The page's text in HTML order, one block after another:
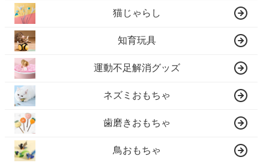
猫じゃらし
知育玩具
運動不足解消グッズ
ネズミおもちゃ
歯磨きおもちゃ
鳥おもちゃ